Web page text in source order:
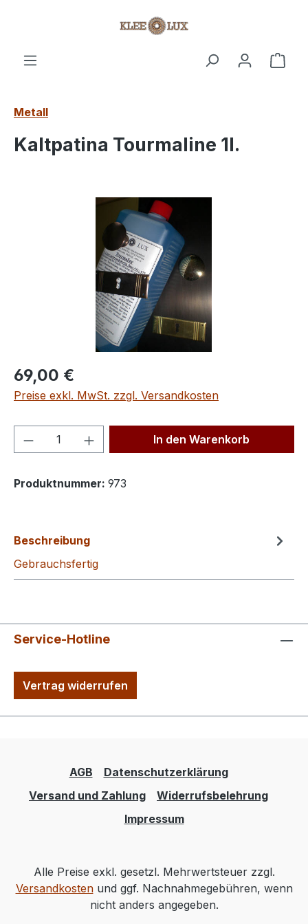
Metall
Kaltpatina Tourmaline 1l.
Regulärer Preis:
69,00 €
Preise exkl. MwSt. zzgl. Versandkosten
Produkt Anzahl: Gib denIn den Warenkorb
Produktnummer: 973
Beschreibung
Gebrauchsfertig
Service-Hotline
Vertrag widerrufen
AGB
Datenschutzerklärung
Versand und Zahlung
Widerrufsbelehrung
Impressum
Alle Preise exkl. gesetzl. Mehrwertsteuer zzgl.
Versandkostenund ggf. Nachnahmegebühren, wenn
nicht anders angegeben.